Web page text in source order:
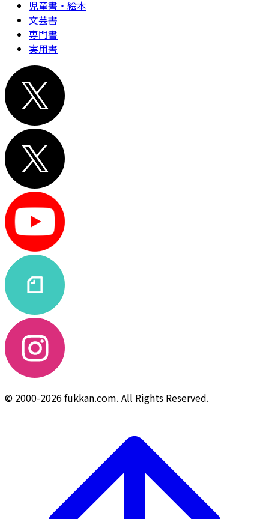
児童書・絵本
文芸書
専門書
実用書
© 2000-2026 fukkan.com. All Rights Reserved.